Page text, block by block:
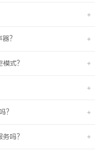
？
式？
？
吗？